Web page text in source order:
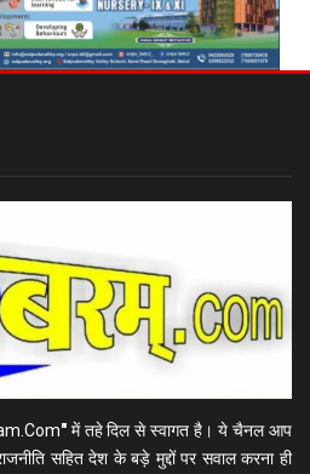
"में तहे दिल से स्वागत है। ये चैनल आप
सहित देश के बड़े मुद्दों पर सवाल करना ही